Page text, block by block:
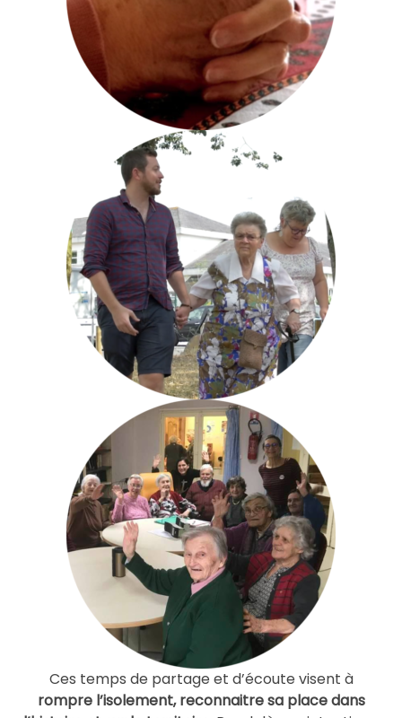
Ces temps de partage et d’écoute visent à
rompre l’isolement, reconnaitre sa place dans